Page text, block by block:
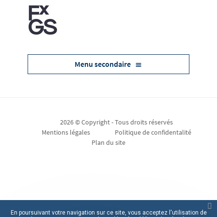
Menu secondaire
2026 © Copyright - Tous droits réservés
Mentions légales
Politique de confidentalité
Plan du site
En poursuivant votre navigation sur ce site, vous acceptez l'utilisation de